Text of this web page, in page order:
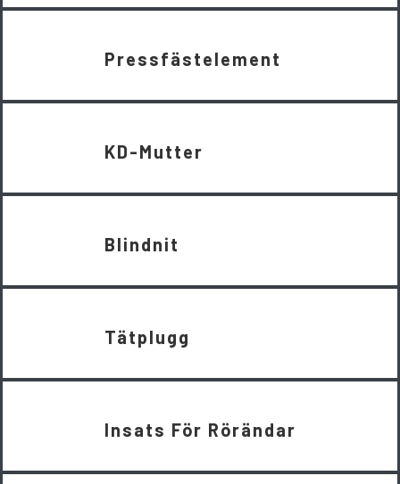
Pressfästelement
KD-Mutter
Blindnit
Tätplugg
Insats För Rörändar